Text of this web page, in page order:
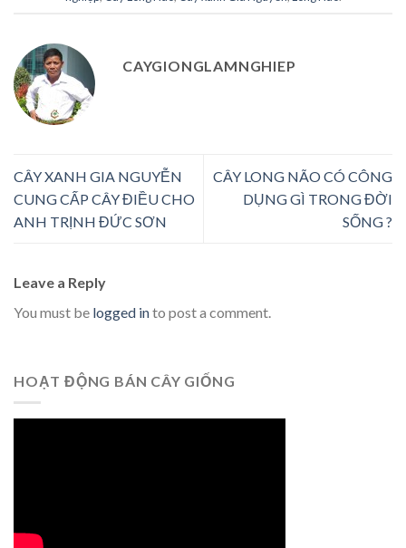
CAYGIONGLAMNGHIEP
CÂY XANH GIA NGUYỄN
CUNG CẤP CÂY ĐIỀU CHO
ANH TRỊNH ĐỨC SƠN
CÂY LONG NÃO CÓ CÔNG
DỤNG GÌ TRONG ĐỜI
SỐNG ?
Leave a Reply
You must be logged into post a comment.
HOẠT ĐỘNG BÁN CÂY GIỐNG